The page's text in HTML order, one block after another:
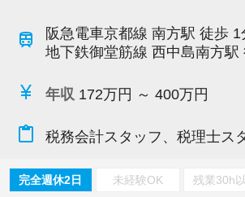
train
阪急電車京都線 南方駅 徒歩 1
地下鉄御堂筋線 西中島南方駅
currency_yen 年収 172万円 ～ 400万円
content_paste 税務会計スタッフ、税理士ス
完全週休2日 未経験OK 残業30h